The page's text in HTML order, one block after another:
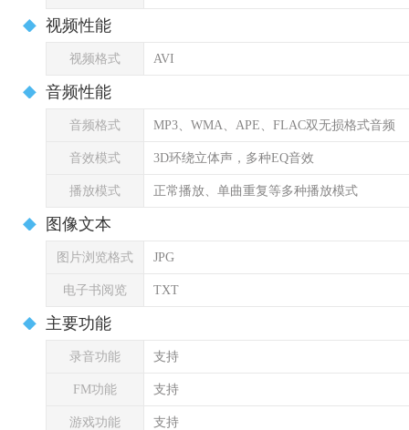
视频性能
视频格式 AVI
音频性能
音频格式 MP3、WMA、APE、FLAC双无损格式音频
音效模式 3D环绕立体声，多种EQ音效
播放模式 正常播放、单曲重复等多种播放模式
图像文本
图片浏览格式 JPG
电子书阅览 TXT
主要功能
录音功能 支持
FM功能 支持
游戏功能 支持